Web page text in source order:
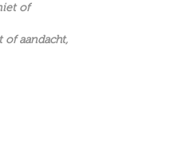
of
aandacht,